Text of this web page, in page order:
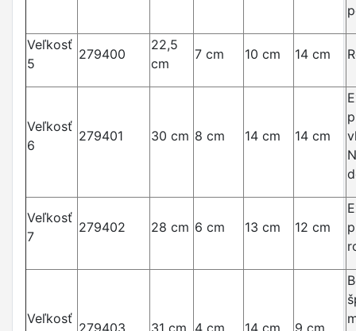
Veľkosť
5
279400
22,5
cm
7 cm 10 cm 14 cm
Veľkosť
6
279401 30 cm 8 cm 14 cm 14 cm
Veľkosť
7
279402 28 cm 6 cm 13 cm 12 cm
Veľkosť
279403 31 cm 4 cm 14 cm 9 cm